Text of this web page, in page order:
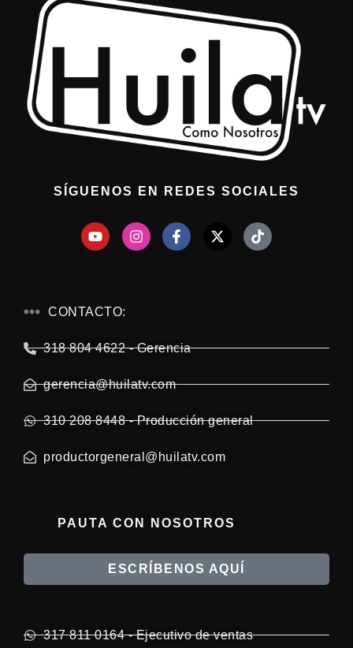
SÍGUENOS EN REDES SOCIALES
CONTACTO:
318 804 4622 - Gerencia
gerencia@huilatv.com
310 208 8448 - Producción general
productorgeneral@huilatv.com
PAUTA CON NOSOTROS
ESCRÍBENOS AQUÍ
317 811 0164 - Ejecutivo de ventas